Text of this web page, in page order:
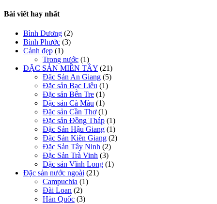
Bài viết hay nhất
Bình Dương (2)
Bình Phước (3)
Cảnh đẹp (1)
Trong nước (1)
ĐẶC SẢN MIỀN TÂY (21)
Đặc Sản An Giang (5)
Đặc sản Bạc Liêu (1)
Đặc sản Bến Tre (1)
Đặc sản Cà Màu (1)
Đặc sản Cần Thơ(1)
Đặc sản Đồng Tháp (1)
Đặc Sản Hậu Giang (1)
Đặc Sản Kiên Giang (2)
Đặc Sản Tây Ninh (2)
Đặc Sản Trà Vinh (3)
Đặc sản Vĩnh Long (1)
Đặc sản nước ngoài (21)
Campuchia (1)
Đài Loan (2)
Hàn Quốc (3)